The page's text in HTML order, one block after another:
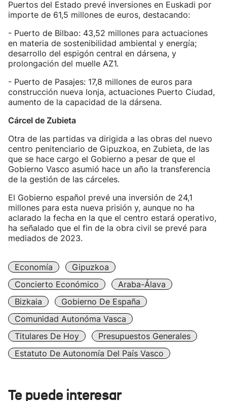
Puertos del Estado prevé inversiones en Euskadi por
importe de 61,5 millones de euros, destacando:
- Puerto de Bilbao: 43,52 millones para actuaciones
en materia de sostenibilidad ambiental y energía;
desarrollo del espigón central en dársena, y
prolongación del muelle AZ1.
- Puerto de Pasajes: 17,8 millones de euros para
construcción nueva lonja, actuaciones Puerto Ciudad,
aumento de la capacidad de la dársena.
Cárcel de Zubieta
Otra de las partidas va dirigida a las obras del nuevo
centro penitenciario de Gipuzkoa, en Zubieta, de las
que se hace cargo el Gobierno a pesar de que el
Gobierno Vasco asumió hace un año la transferencia
de la gestión de las cárceles.
El Gobierno español prevé una inversión de 24,1
millones para esta nueva prisión y, aunque no ha
aclarado la fecha en la que el centro estará operativo,
ha señalado que el fin de la obra civil se prevé para
mediados de 2023.
Economía
Gipuzkoa
Concierto Económico
Araba-Álava
Bizkaia
Gobierno De España
Comunidad Autonóma Vasca
Titulares De Hoy
Presupuestos Generales
Estatuto De Autonomía Del País Vasco
Te puede interesar